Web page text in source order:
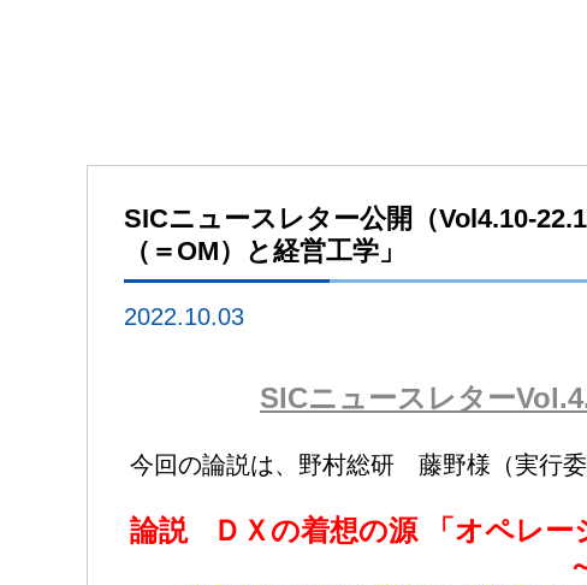
SICニュースレター公開（Vol4.10-
（＝OM）と経営工学」
2022.10.03
SICニュースレター
今回の論説は、野村総研 藤野様（実行委
論説 ＤＸの着想の源 「オペレー
～企業マネジメン